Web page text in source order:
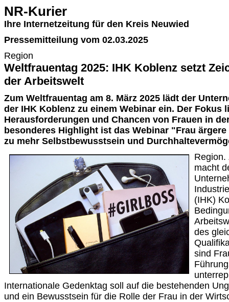
NR-Kurier
Ihre Internetzeitung für den Kreis Neuwied
Pressemitteilung vom 02.03.2025
Region
Weltfrauentag 2025: IHK Koblenz setzt
der Arbeitswelt
Zum Weltfrauentag am 8. März 2025 lädt der
der IHK Koblenz zu einem Webinar ein. Der Fokus
Herausforderungen und Chancen von Frauen in
besonderes Highlight ist das Webinar "Frau
zu mehr Selbstbewusstsein und
Region.
macht
(IHK)
des
sind
Internationale Gedenktag soll auf die bestehenden
und ein Bewusstsein für die Rolle der Frau in der